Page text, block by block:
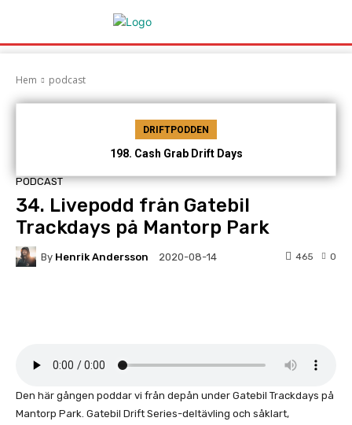
Hem podcast
DRIFTPODDEN
198. Cash Grab Drift Days
PODCAST
34. Livepodd från Gatebil
Trackdays på Mantorp Park
By Henrik Andersson 2020-08-14 0
465
Den här gången poddar vi från depån under Gatebil Trackdays på
Mantorp Park. Gatebil Drift Series-deltävling och såklart,